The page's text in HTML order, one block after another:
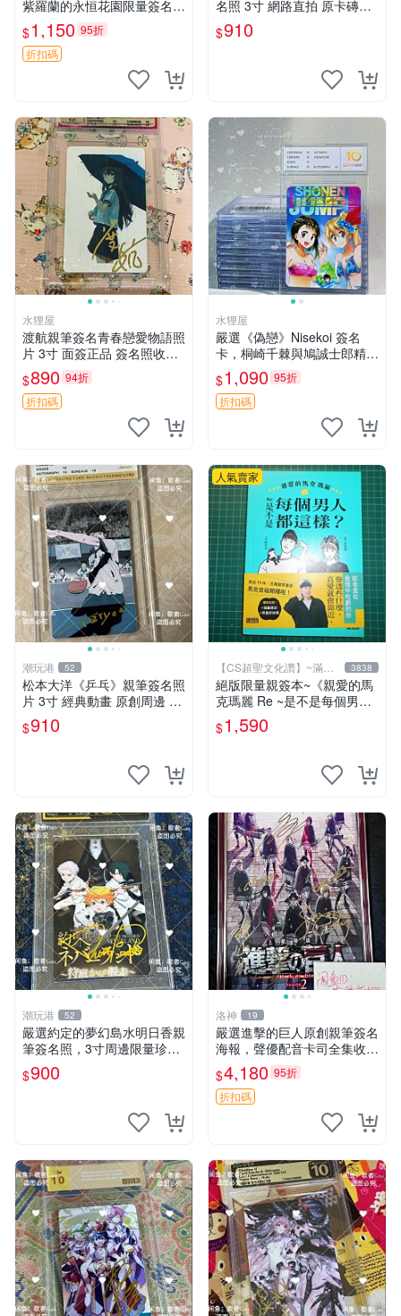
紫羅蘭的永恒花園限量簽名
卡，3寸帶原裝卡磚 日本中古
收藏推薦 薇爾莉特 曜佳奈 筆
記本
$1,150 95折
折扣碼
名照 3寸 網路直拍 原卡磚包
裝 發行限量 規格精細 收藏推
薦 yo-tsuba 簽名照 四葉妹妹
$910
水狸屋
渡航親筆簽名青春戀愛物語照
片 3寸 面簽正品 簽名照收藏
推薦 電腦 動畫 原創漫畫
$890 94折
折扣碼
水狸屋
嚴選《偽戀》Nisekoi 簽名
卡，桐崎千棘與鳩誠士郎精美
周邊，3寸日版中古帶原裝卡
磚，國內直郵 偽戀 Nisekoi
簽名卡 桐崎千棘
$1,090 95折
折扣碼
潮玩港 52
松本大洋《乒乓》親筆簽名照
片 3寸 經典動畫 原創周邊 經
典動漫 周邊收藏 照片卡磚
$910
人氣賣家
【CS超聖文化讚】~滿千
元送運
3838
絕版限量親簽本~《親愛的馬
克瑪麗 Re ~是不是每個男人
都這樣？（附贈快速通關信
封）》附書腰 歐馬克 吳瑪麗
$1,590
潮玩港 52
嚴選約定的夢幻島水明日香親
筆簽名照，3寸周邊限量珍藏
紙質佳 附卡磚 約定的夢幻島
筆記本 名人照
$900
洛神 19
嚴選進擊的巨人原創親筆簽名
海報，聲優配音卡司全集收藏
推薦 艾倫、三笠、阿明、埃
爾文巨細靡遺肖像照
$4,180 95折
折扣碼